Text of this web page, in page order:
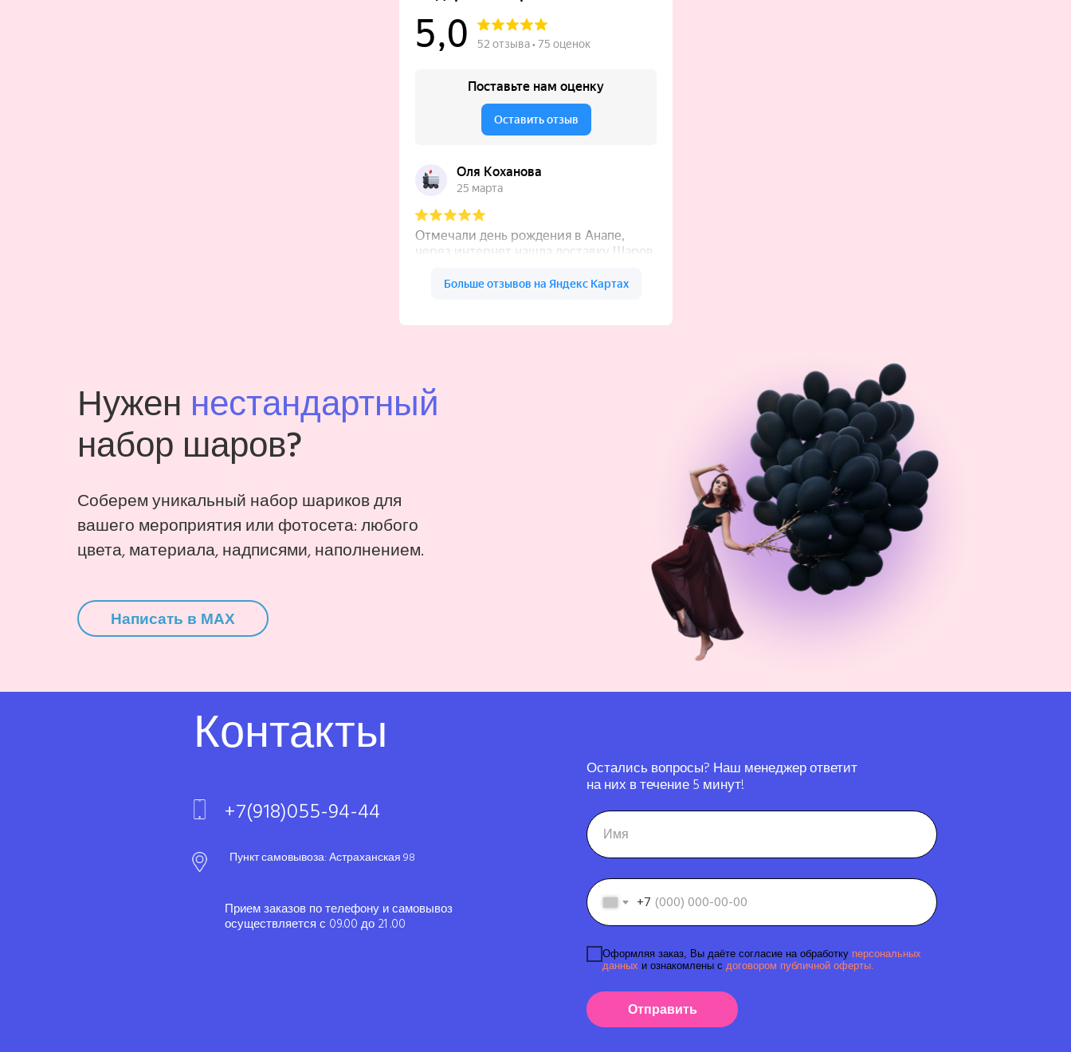
Нужен нестандартный
набор шаров?
Соберем уникальный набор шариков для
вашего мероприятия или фотосета: любого
цвета, материала, надписями, наполнением.
Написать в MAX
+7
Оформляя заказ, Вы даёте согласие на обработку персональных
данных и ознакомлены с договором публичной оферты.
Отправить
Контакты
Пункт самовывоза: Астраханская 98
+7(918)055-94-44
Прием заказов по телефону и самовывоз
осуществляется с 09.00 до 21 .00
Остались вопросы? Наш менеджер ответит
на них в течение 5 минут!